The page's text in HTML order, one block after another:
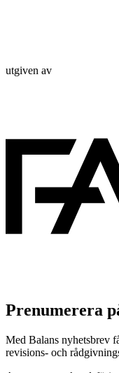
utgiven av
Prenumerera
Med Balans nyhetsbrev
revisions- och